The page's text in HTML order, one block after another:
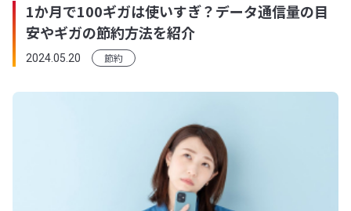
1か月で100ギガは使いすぎ？データ通信量の目
安やギガの節約方法を紹介
2024.05.20 節約